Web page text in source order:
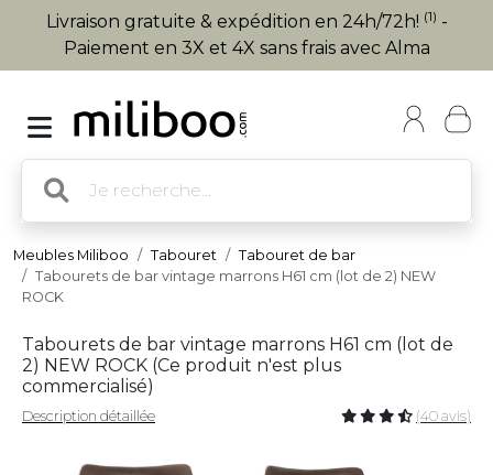
Livraison gratuite & expédition en 24h/72h! (1) -
Paiement en 3X et 4X sans frais avec Alma
Meubles Miliboo Tabouret
Tabouret de bar
Tabourets de bar vintage marrons H61 cm (lot de 2) NEW
ROCK
Tabourets de bar vintage marrons H61 cm (lot de
2) NEW ROCK (Ce produit n'est plus
commercialisé)
Description détaillée (40 avis)